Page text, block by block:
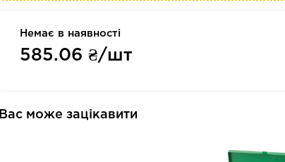
Немає в наявності
585.06 ₴/шт
Вас може зацікавити